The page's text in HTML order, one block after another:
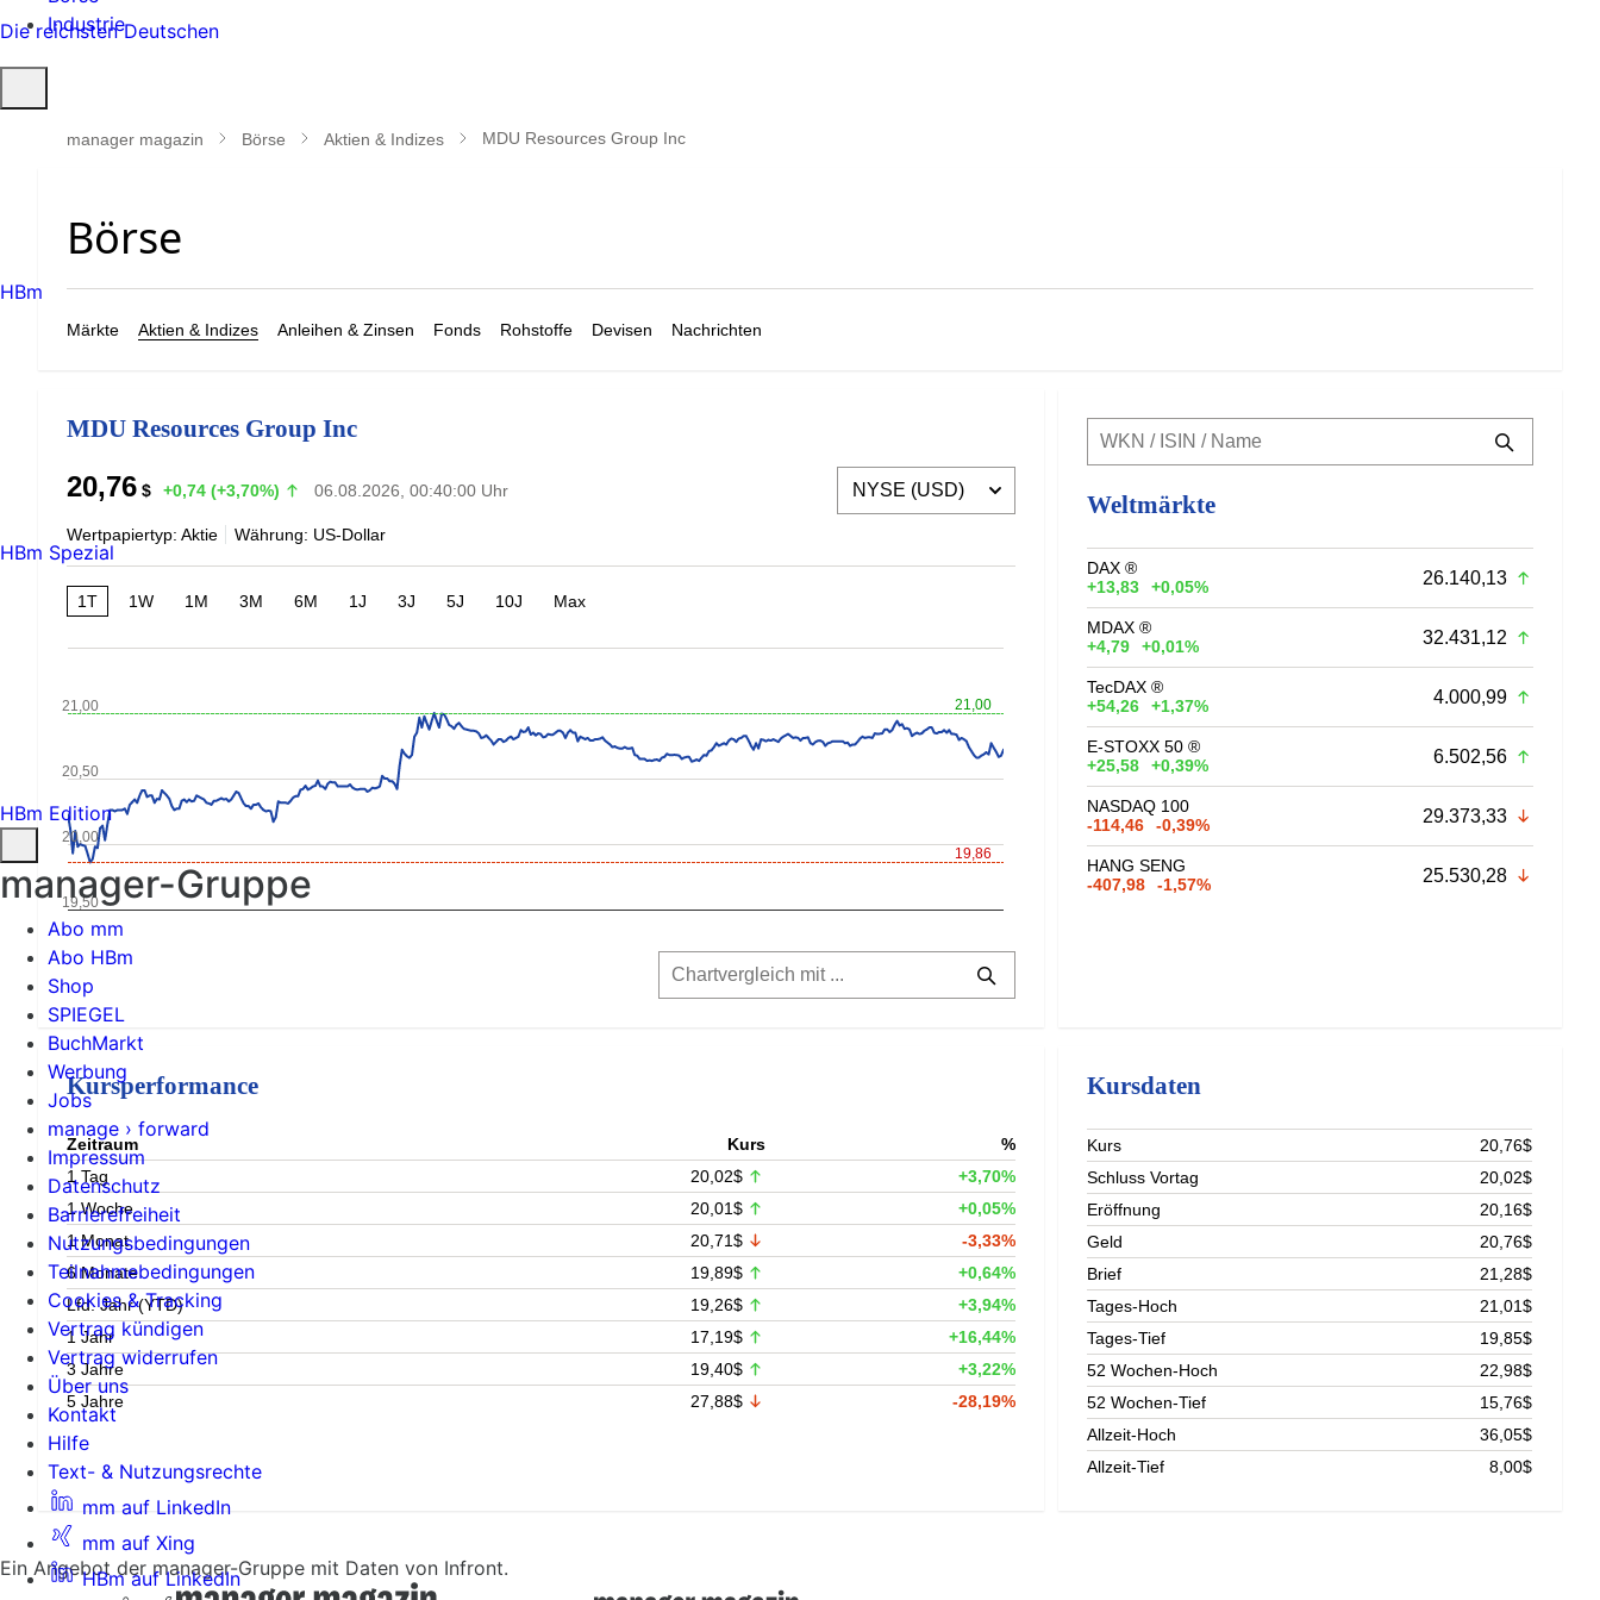
Industrie
öffnen
manager magazin Börse Aktien & Indizes MDU Resources Group Inc
Märkte Aktien & Indizes Anleihen & Zinsen Fonds Rohstoffe Devisen Nachrichten
MDU Resources Group Inc
20,76 $ +0,74 (+3,70%) 06.08.2026, 00:40:00 Uhr
Wertpapiertyp: Aktie Währung: US-Dollar
1T 1W 1M 3M 6M 1J 3J 5J 10J Max
21,00
19,86
19,50
20,00
20,50
21,00
Weltmärkte
DAX ®
+13,83
+0,05% 26.140,13
MDAX ®
+4,79
+0,01% 32.431,12
TecDAX ®
+54,26
+1,37% 4.000,99
E-STOXX 50 ®
+25,58
+0,39% 6.502,56
NASDAQ 100
-114,46
-0,39% 29.373,33
HANG SENG
-407,98
-1,57% 25.530,28
Kursperformance
Zeitraum Kurs
%
1 Tag
20,02$
+3,70%
1 Woche
20,01$
+0,05%
1 Monat
20,71$
-3,33%
6 Monate
19,89$
+0,64%
Lfd. Jahr (YTD)
19,26$
+3,94%
1 Jahr
17,19$
+16,44%
3 Jahre
19,40$
+3,22%
5 Jahre
27,88$ -28,19%
Kursdaten
Kurs
20,76$
Schluss Vortag
20,02$
Eröffnung
20,16$
Geld
20,76$
Brief
21,28$
Tages-Hoch
21,01$
Tages-Tief
19,85$
52 Wochen-Hoch
22,98$
52 Wochen-Tief
15,76$
Allzeit-Hoch
36,05$
Allzeit-Tief
8,00$
Ein Angebot der manager-Gruppe mit Daten von Infront.
Die reichsten Deutschen
HBm
HBm Spezial
HBm Edition
manager-Gruppe
Abo mm
Abo HBm
Shop
SPIEGEL
BuchMarkt
Werbung
Jobs
manage › forward
Impressum
Datenschutz
Barrierefreiheit
Nutzungsbedingungen
Teilnahmebedingungen
Cookies & Tracking
Vertrag kündigen
Vertrag widerrufen
Über uns
Kontakt
Hilfe
Text- & Nutzungsrechte
mm auf LinkedIn
mm auf Xing
HBm auf LinkedIn